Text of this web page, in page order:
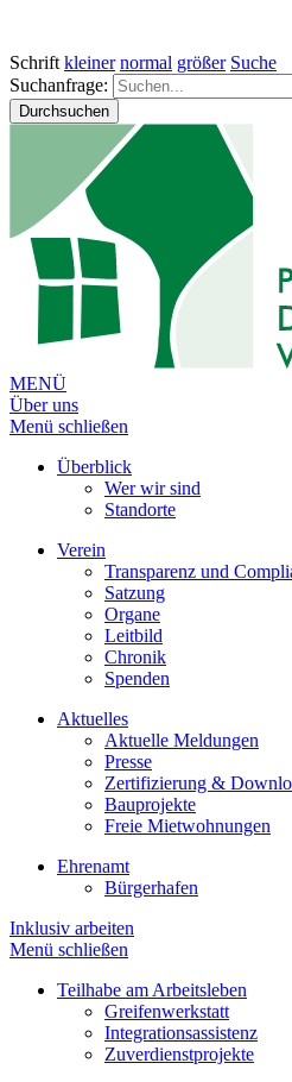
Schrift kleiner normal größer Suche
Suchanfrage:
Durchsuchen
MENÜ
Über uns
Menü schließen
Überblick
Wer wir sind
Standorte
Verein
Transparenz und
Satzung
Organe
Leitbild
Chronik
Spenden
Aktuelles
Aktuelle Meldungen
Presse
Zertifizierung &
Bauprojekte
Freie Mietwohnungen
Ehrenamt
Bürgerhafen
Inklusiv arbeiten
Menü schließen
Teilhabe am Arbeitsleben
Greifenwerkstatt
Integrationsassistenz
Zuverdienstprojekte